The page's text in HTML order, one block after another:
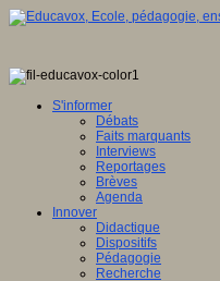
S'informer
Débats
Faits marquants
Interviews
Reportages
Brèves
Agenda
Innover
Didactique
Dispositifs
Pédagogie
Recherche